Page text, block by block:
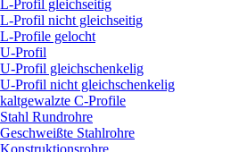
L-Profil gleichseitig
L-Profil nicht gleichseitig
L-Profile gelocht
U-Profil
U-Profil gleichschenkelig
U-Profil nicht gleichschenkelig
kaltgewalzte C-Profile
Stahl Rundrohre
Geschweißte Stahlrohre
Konstruktionsrohre